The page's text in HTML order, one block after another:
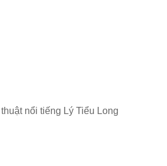
nổi tiếng Lý Tiểu Long